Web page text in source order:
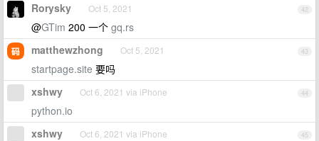
42
Rorysky Oct 5, 2021
@GTim 200 一个 gq.rs
43
matthewzhong Oct 5, 2021
startpage.site 要吗
44
xshwy Oct 6, 2021 via iPhone
python.io
45
xshwy Oct 6, 2021 via iPhone